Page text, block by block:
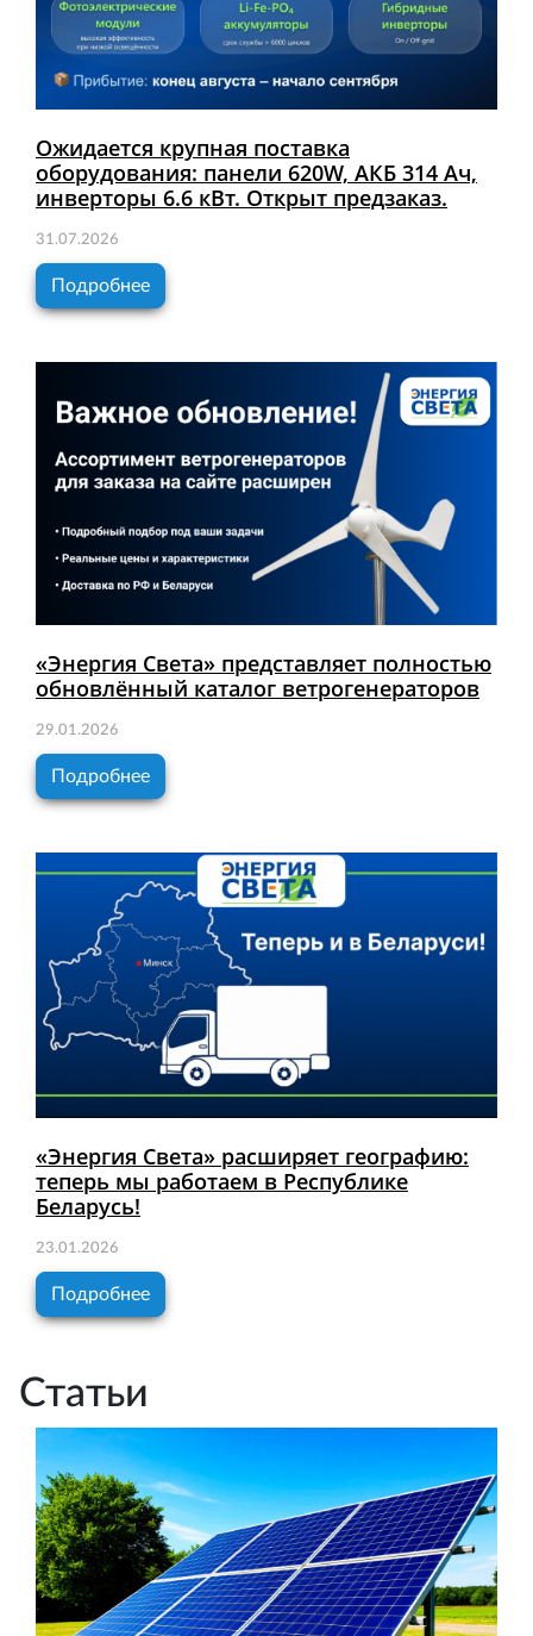
Ожидается крупная поставка
оборудования: панели 620W, АКБ 314 Ач,
инверторы 6.6 кВт. Открыт предзаказ.
31.07.2026
Подробнее
«Энергия Света» представляет полностью
обновлённый каталог ветрогенераторов
29.01.2026
Подробнее
«Энергия Света» расширяет географию:
теперь мы работаем в Республике
Беларусь!
23.01.2026
Подробнее
Статьи